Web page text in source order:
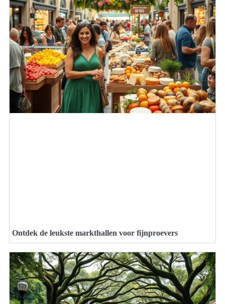
Ontdek de leukste markthallen voor fijnproevers